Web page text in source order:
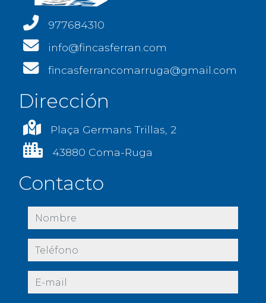
977684310
info@fincasferran.com
fincasferrancomarruga@gmail.com
Dirección
Plaça Germans Trillas, 2
43880 Coma-Ruga
Contacto
nombre
teléfono
e-mail